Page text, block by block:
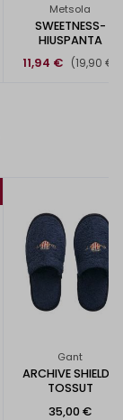
Metsola
SWEETNESS-
HIUSPANTA
11,94 €
(19,90 €)
Gant
ARCHIVE SHIELD -
TOSSUT
35,00 €